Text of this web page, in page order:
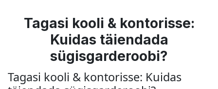
Tagasi kooli & kontorisse:
Kuidas täiendada
sügisgarderoobi?
Tagasi kooli & kontorisse: Kuidas